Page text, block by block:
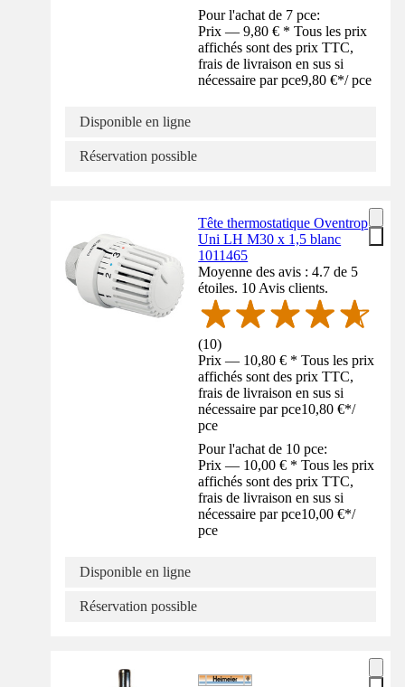
Pour l'achat de 7 pce:
Prix — 9,80 € * Tous les prix
affichés sont des prix TTC,
frais de livraison en sus si
nécessaire par pce9,80 €*/ pce
Disponible en ligne
Réservation possible
Tête thermostatique Oventrop
Uni LH M30 x 1,5 blanc
1011465
Moyenne des avis : 4.7 de 5
étoiles. 10 Avis clients.
(10)
Prix — 10,80 € * Tous les prix
affichés sont des prix TTC,
frais de livraison en sus si
nécessaire par pce10,80 €*/
pce
Pour l'achat de 10 pce:
Prix — 10,00 € * Tous les prix
affichés sont des prix TTC,
frais de livraison en sus si
nécessaire par pce10,00 €*/
pce
Disponible en ligne
Réservation possible